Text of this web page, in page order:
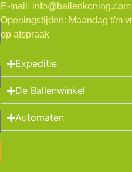
E-mail: info@ballenkoning.com
Openingstijden: Maandag t/m
op afspraak
Expeditie
De Ballenwinkel
Automaten